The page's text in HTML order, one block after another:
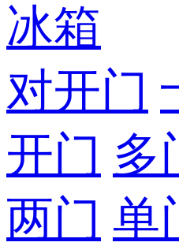
冰箱
对开门
开门 多
两门 单